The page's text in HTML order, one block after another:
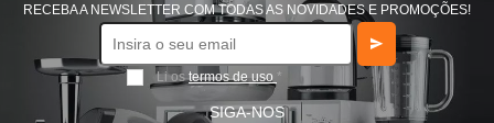
RECEBA A NEWSLETTER COM TODAS AS NOVIDADES E PROMOÇÕES!
Li ostermos de uso *
SIGA-NOS